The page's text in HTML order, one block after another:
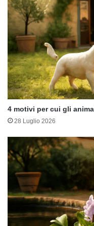
4 motivi per cui gli
28 Luglio 2026